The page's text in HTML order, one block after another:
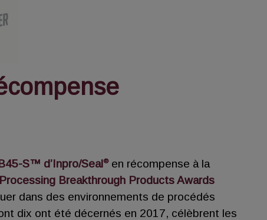
S™ d’Inpro/Seal®en récompense à la
Processing Breakthrough Products Awards
dans des environnements de procédés
dix ont été décernés en 2017, célèbrent les